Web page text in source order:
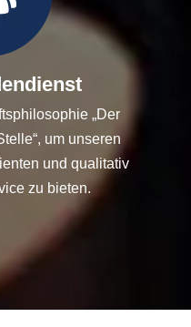
„Der
um unseren
und qualitativ
zu bieten.